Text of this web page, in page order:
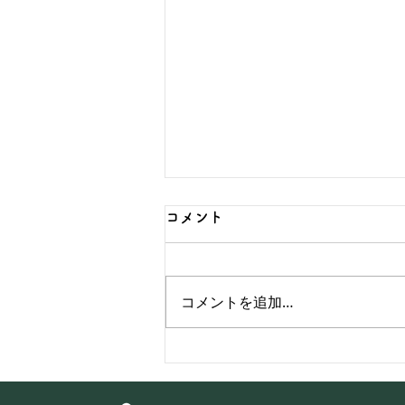
【乳幼児の食事】おぼえてお
コメント
コメントを追加…